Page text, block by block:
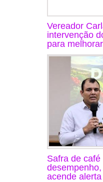
Vereador
intervenção
para
Safra de
acende